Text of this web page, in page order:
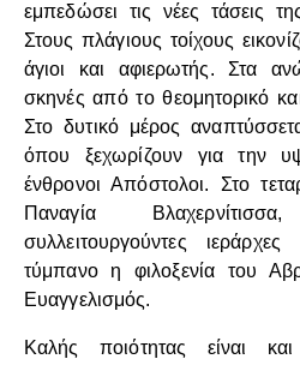
εμπεδώσει τις νέες τάσεις
Στους πλάγιους τοίχους
άγιοι και αφιερωτής. Στα
σκηνές από το θεομητορικό
Στο δυτικό μέρος
όπου ξεχωρίζουν για την
ένθρονοι Απόστολοι. Στο
Παναγία
συλλειτουργούντες
τύμπανο η φιλοξενία του
Ευαγγελισμός.
Καλής ποιότητας είναι